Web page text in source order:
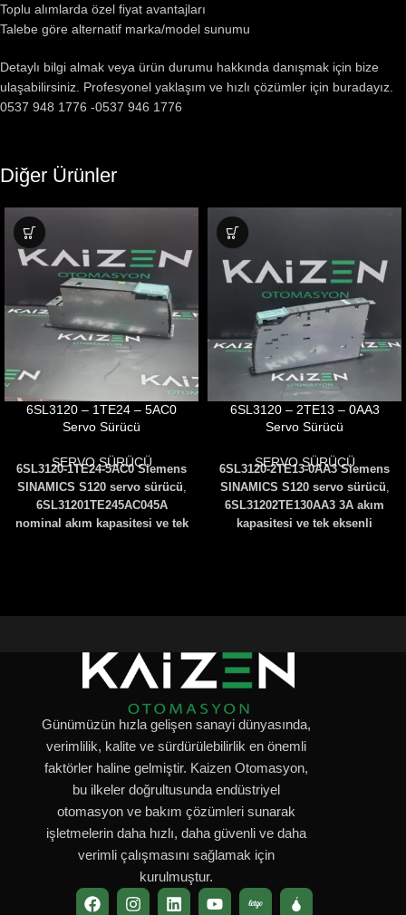
Toplu alımlarda özel fiyat avantajları
Talebe göre alternatif marka/model sunumu
Detaylı bilgi almak veya ürün durumu hakkında danışmak için bize
ulaşabilirsiniz. Profesyonel yaklaşım ve hızlı çözümler için buradayız.
0537 948 1776 -0537 946 1776
Diğer Ürünler
6SL3120 – 1TE24 – 5AC0
Servo Sürücü
SERVO SÜRÜCÜ
6SL3120-1TE24-5AC0 Siemens
SINAMICS S120 servo sürücü,
6SL31201TE245AC045A
nominal akım kapasitesi ve tek
PROFIBUS ve EtherCAT
kolay entegrasyon sağlar.
6SL3120 – 2TE13 – 0AA3
Servo Sürücü
SERVO SÜRÜCÜ
6SL3120-2TE13-0AA3 Siemens
SINAMICS S120 servo sürücü,
6SL31202TE130AA3 3A akım
kapasitesi ve tek eksenli
PROFIBUS ve EtherCAT
kolay entegrasyon sağlar
Günümüzün hızla gelişen sanayi dünyasında,
verimlilik, kalite ve sürdürülebilirlik en önemli
faktörler haline gelmiştir. Kaizen Otomasyon,
bu ilkeler doğrultusunda endüstriyel
otomasyon ve bakım çözümleri sunarak
işletmelerin daha hızlı, daha güvenli ve daha
verimli çalışmasını sağlamak için
kurulmuştur.